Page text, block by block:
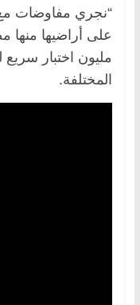
“نجري مفاوضات مع
مليون اختبار
المختلفة.